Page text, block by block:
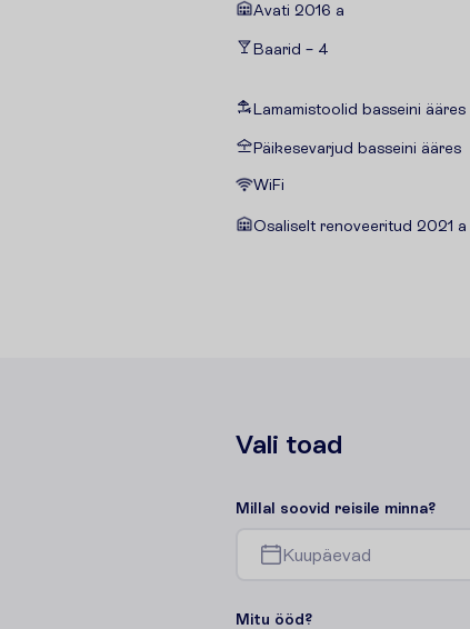
Avati 2016 a
Baarid – 4
Lamamistoolid basseini ääres
Päikesevarjud basseini ääres
WiFi
Osaliselt renoveeritud 2021 a
Vali toad
Millal soovid reisile minna?
Kuupäevad
Mitu ööd?